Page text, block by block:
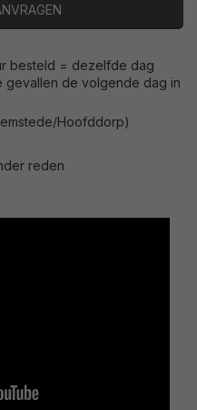
besteld = dezelfde dag
de volgende dag in
Hoofddorp)
reden